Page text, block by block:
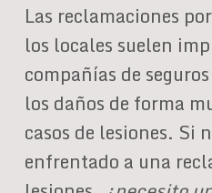
Las reclamaciones
los locales suelen
compañías de
los daños de forma
casos de lesiones. Si
enfrentado a una